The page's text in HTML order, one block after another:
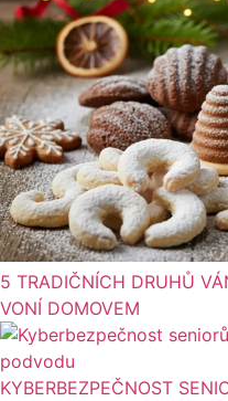
5 TRADIČNÍCH DRUHŮ
VONÍ DOMOVEM
KYBERBEZPEČNOST